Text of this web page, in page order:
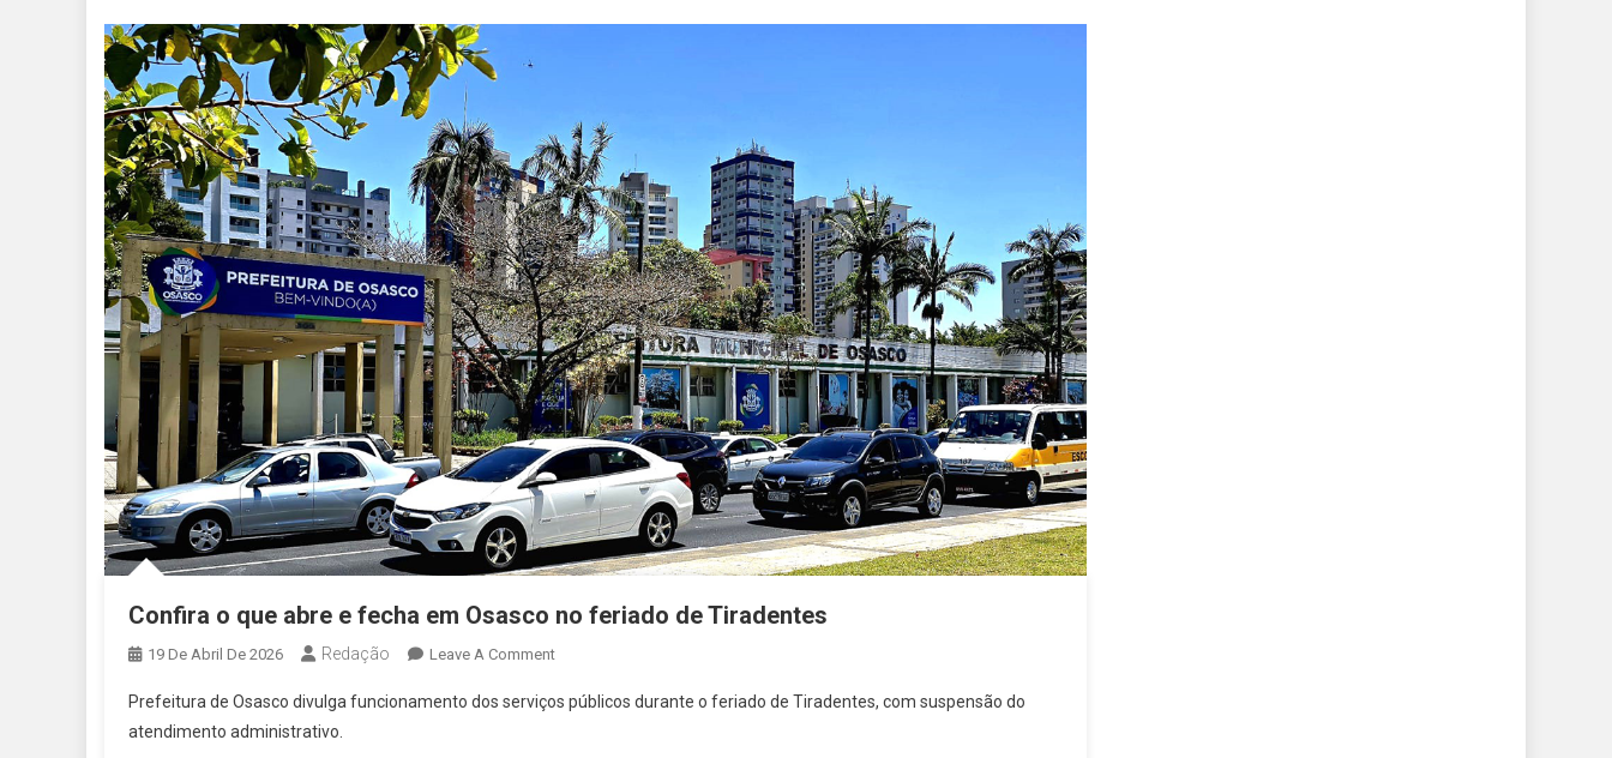
Feriado
De
Corpus
Christi
Confira o que abre e fecha em Osasco no feriado de Tiradentes
19 De Abril De 2026 Redação Leave A CommentOn
O
Prefeitura de Osasco divulga funcionamento dos serviços públicos durante o feriado de Tiradentes, com suspensão do
atendimento administrativo.